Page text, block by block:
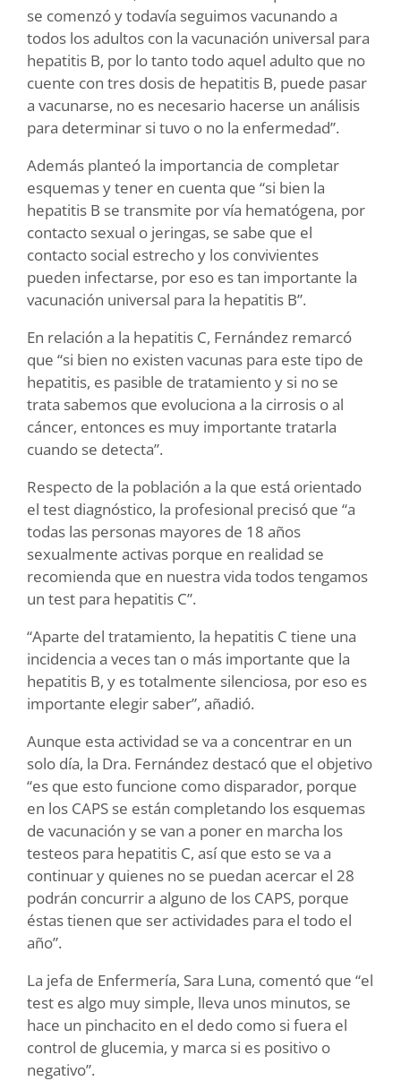
se comenzó y todavía seguimos vacunando a
todos los adultos con la vacunación universal para
hepatitis B, por lo tanto todo aquel adulto que no
cuente con tres dosis de hepatitis B, puede pasar
a vacunarse, no es necesario hacerse un análisis
para determinar si tuvo o no la enfermedad”.
Además planteó la importancia de completar
esquemas y tener en cuenta que “si bien la
hepatitis B se transmite por vía hematógena, por
contacto sexual o jeringas, se sabe que el
contacto social estrecho y los convivientes
pueden infectarse, por eso es tan importante la
vacunación universal para la hepatitis B”.
En relación a la hepatitis C, Fernández remarcó
que “si bien no existen vacunas para este tipo de
hepatitis, es pasible de tratamiento y si no se
trata sabemos que evoluciona a la cirrosis o al
cáncer, entonces es muy importante tratarla
cuando se detecta”.
Respecto de la población a la que está orientado
el test diagnóstico, la profesional precisó que “a
todas las personas mayores de 18 años
sexualmente activas porque en realidad se
recomienda que en nuestra vida todos tengamos
un test para hepatitis C”.
“Aparte del tratamiento, la hepatitis C tiene una
incidencia a veces tan o más importante que la
hepatitis B, y es totalmente silenciosa, por eso es
importante elegir saber”, añadió.
Aunque esta actividad se va a concentrar en un
solo día, la Dra. Fernández destacó que el objetivo
“es que esto funcione como disparador, porque
en los CAPS se están completando los esquemas
de vacunación y se van a poner en marcha los
testeos para hepatitis C, así que esto se va a
continuar y quienes no se puedan acercar el 28
podrán concurrir a alguno de los CAPS, porque
éstas tienen que ser actividades para el todo el
año”.
La jefa de Enfermería, Sara Luna, comentó que “el
test es algo muy simple, lleva unos minutos, se
hace un pinchacito en el dedo como si fuera el
control de glucemia, y marca si es positivo o
negativo”.